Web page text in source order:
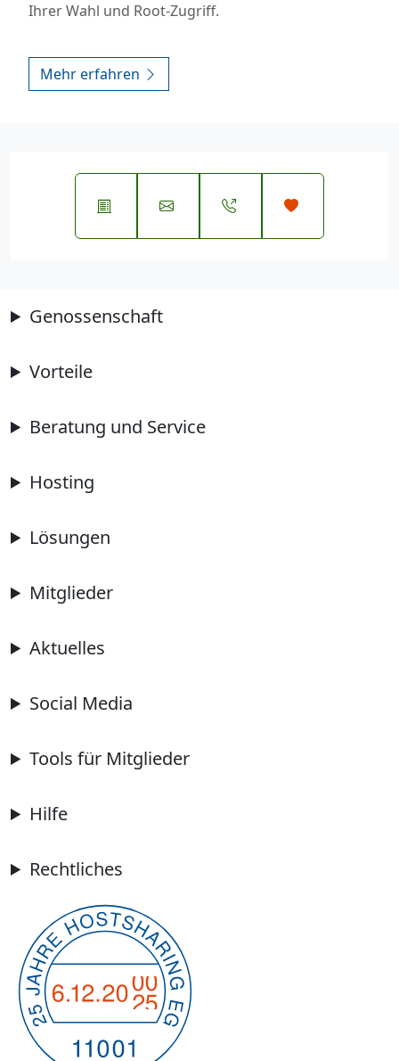
Ihrer Wahl und Root-Zugriff.
Mehr erfahren
Genossenschaft
Vorteile
Beratung und Service
Hosting
Lösungen
Mitglieder
Aktuelles
Social Media
Tools für Mitglieder
Hilfe
Rechtliches